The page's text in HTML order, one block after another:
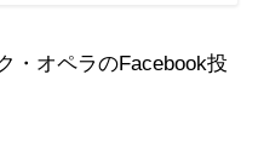
・オペラのFacebook投